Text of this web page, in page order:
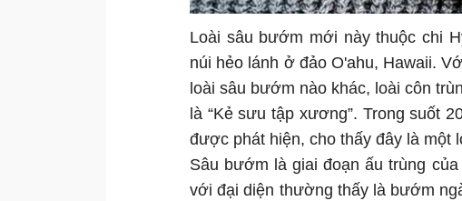
Loài sâu bướm mới này thuộc chi
núi hẻo lánh ở đảo O'ahu, Hawaii.
loài sâu bướm nào khác, loài côn
là “Kẻ sưu tập xương”. Trong suốt
được phát hiện, cho thấy đây là một
Sâu bướm là giai đoạn ấu trùng
với đại diện thường thấy là bướm